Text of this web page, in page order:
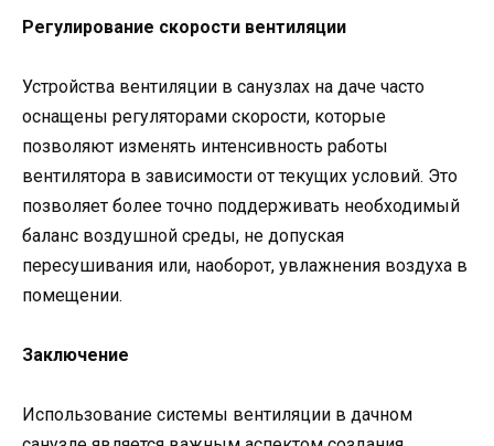
Регулирование скорости вентиляции
Устройства вентиляции в санузлах на даче часто
оснащены регуляторами скорости, которые
позволяют изменять интенсивность работы
вентилятора в зависимости от текущих условий. Это
позволяет более точно поддерживать необходимый
баланс воздушной среды, не допуская
пересушивания или, наоборот, увлажнения воздуха в
помещении.
Заключение
Использование системы вентиляции в дачном